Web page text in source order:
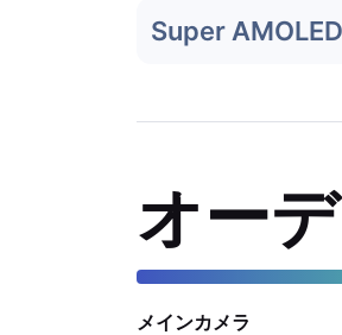
Super AMOLED
オー
メインカメラ